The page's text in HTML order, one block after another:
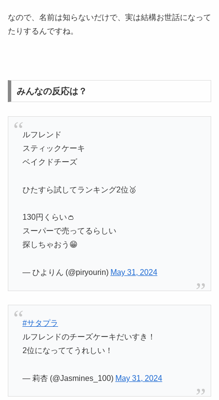
なので、名前は知らないだけで、実は結構お世話になって
たりするんですね。
みんなの反応は？
ルフレンド
スティックケーキ
ベイクドチーズ
ひたすら試してランキング2位🥈
130円くらい👛
スーパーで売ってるらしい
探しちゃおう😁
— ひよりん (@piryourin) May 31, 2024
#サタプラ
ルフレンドのチーズケーキだいすき！
2位になっててうれしい！
— 莉杏 (@Jasmines_100) May 31, 2024